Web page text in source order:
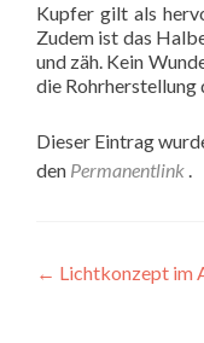
Kupfer gilt als
Zudem ist das
und zäh. Kein
die Rohrherstellung
Dieser Eintrag
den Permanentlink .
← Lichtkonzept im